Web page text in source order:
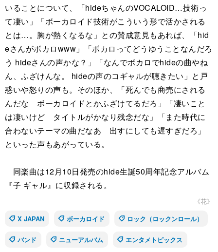
いることについて、「hideちゃんのVOCALOID…技術っ
て凄い」「ボーカロイド技術がこういう形で活かされる
とは…。胸が熱くなるな」との賛成意見もあれば、「hid
eさんがボカロwww」「ボカロってどうゆうことなんだろ
う hideさんの声かな？」「なんでボカロでhideの曲やね
ん、ふざけんな。 hideの声のコギャルが聴きたい」と戸
惑いや怒りの声も。そのほか、「死んでも商売にされる
んだな ボーカロイドとかふざけてるだろ」「凄いこと
は凄いけど タイトルがかなり残念だな」「また時代に
合わないテーマの曲だなあ 出すにしても遅すぎだろ」
といった声もあがっている。
同楽曲は12月10日発売のhide生誕50周年記念アルバム
『子 ギャル』に収録される。
《花》
X JAPAN
ボーカロイド ロック（ロックンロール）
バンド ニューアルバム エンタメトピックス